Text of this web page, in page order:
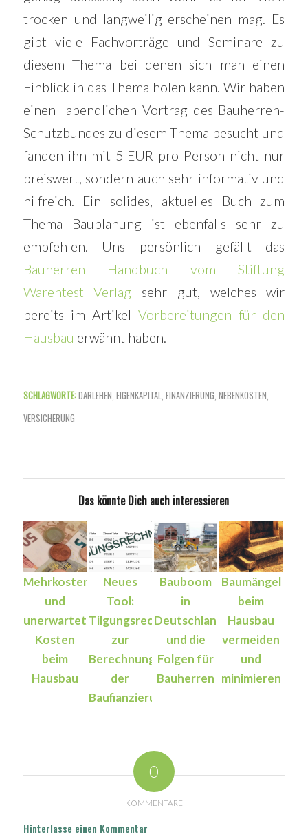
trocken und langweilig erscheinen mag. Es
gibt viele Fachvorträge und Seminare zu
diesem Thema bei denen sich man einen
Einblick in das Thema holen kann. Wir haben
einen abendlichen Vortrag des Bauherren-
Schutzbundes zu diesem Thema besucht und
fanden ihn mit 5 EUR pro Person nicht nur
preiswert, sondern auch sehr informativ und
hilfreich. Ein solides, aktuelles Buch zum
Thema Bauplanung ist ebenfalls sehr zu
empfehlen. Uns persönlich gefällt das
Bauherren Handbuch vom Stiftung
Warentest Verlag sehr gut, welches wir
bereits im ArtikelVorbereitungen für den
Hausbau erwähnt haben.
SCHLAGWORTE:DARLEHEN, EIGENKAPITAL, FINANZIERUNG, NEBENKOSTEN,
VERSICHERUNG
Das könnte Dich auch interessieren
Mehrkosten
und
unerwartete
Kosten
beim
Hausbau
Neues
Tool:
Tilgungsrechner
zur
Berechnung
der
Baufianzierung
Bauboom
in
Deutschland
und die
Folgen für
Bauherren
Baumängel
beim
Hausbau
vermeiden
und
minimieren
0
KOMMENTARE
Hinterlasse einen Kommentar